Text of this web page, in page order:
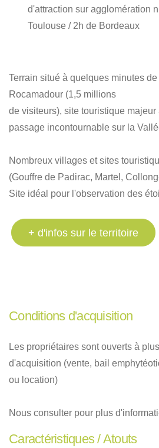
d'attraction sur agglomération
Toulouse / 2h de Bordeaux
Terrain situé à quelques minutes
Rocamadour (1,5 millions
de visiteurs), site touristique majeur
passage incontournable sur la
Nombreux villages et sites
(Gouffre de Padirac, Martel,
Site idéal pour l'observation des
+ d'infos sur le territoire
Conditions d'acquisition
Les propriétaires sont ouverts à
d'acquisition (vente, bail
ou location)
Nous consulter pour plus
Caractéristiques / Atouts